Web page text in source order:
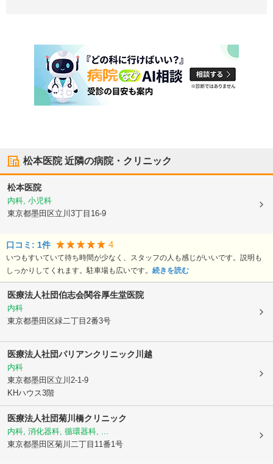
松本医院近隣の病院・クリニック
松本医院
内科, 小児科
東京都墨田区立川3丁目16-9
口コミ: 1件 4
いつもすいていて待ち時間が少なく、スタッフの人も感じがいいです。説明も
しっかりしてくれます。駐車場も広いです。 続きを読む
医療法人社団伯志会関谷厚生堂医院
内科
東京都墨田区緑二丁目2番3号
医療法人社団パリアンクリニック川越
内科
東京都墨田区立川2-1-9
KHハウス3階
医療法人社団菊川橋クリニック
内科, 消化器科, 循環器科, ...
東京都墨田区菊川二丁目11番1号